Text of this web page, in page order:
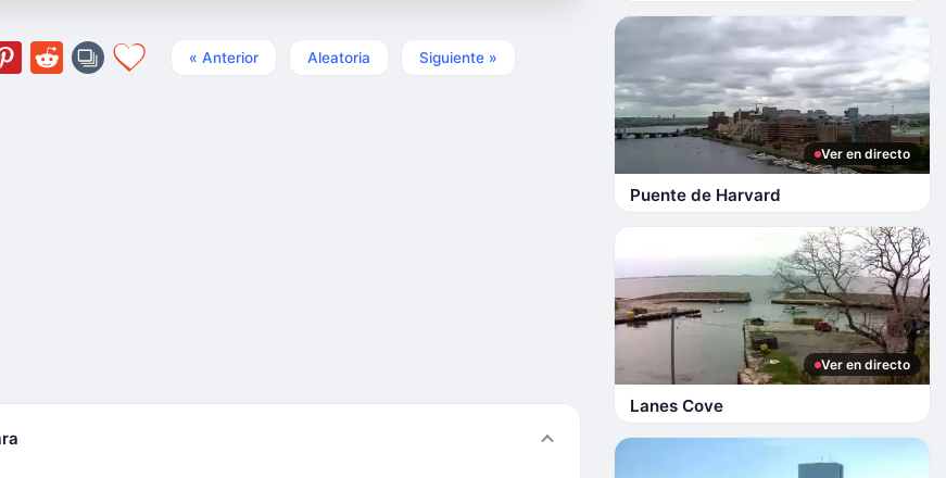
« Anterior Aleatoria Siguiente »
Ver en directo
Puente de Harvard
Ver en directo
Lanes Cove